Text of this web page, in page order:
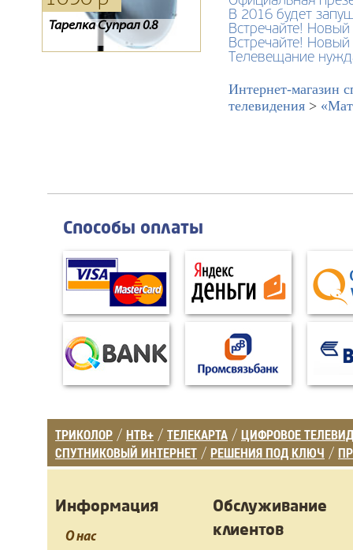
Тарелка Супрал 0.8
Пульт для спутникового
ресивера ТЕЛЕКАРТА X80 /
X90, GLOBO X80 / X90
Обмен Радуги на
Телекарту
В 2016 будет
Встречайте!
Встречайте!
Телевещание
Интернет-магазин
телевидения >
Способы оплаты
ТРИКОЛОР / НТВ+ / ТЕЛЕКАРТА / ЦИФРОВОЕ
СПУТНИКОВЫЙ ИНТЕРНЕТ / РЕШЕНИЯ ПОД КЛЮЧ /
Информация
О нас
Обслуживание
клиентов